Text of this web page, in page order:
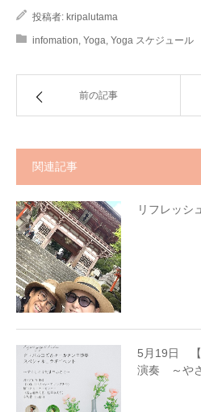
投稿者: kripalutama
infomation, Yoga, Yoga スケジュール
前の記事
関連記事
リフレッシュ
5月19日 【
演奏 ～や